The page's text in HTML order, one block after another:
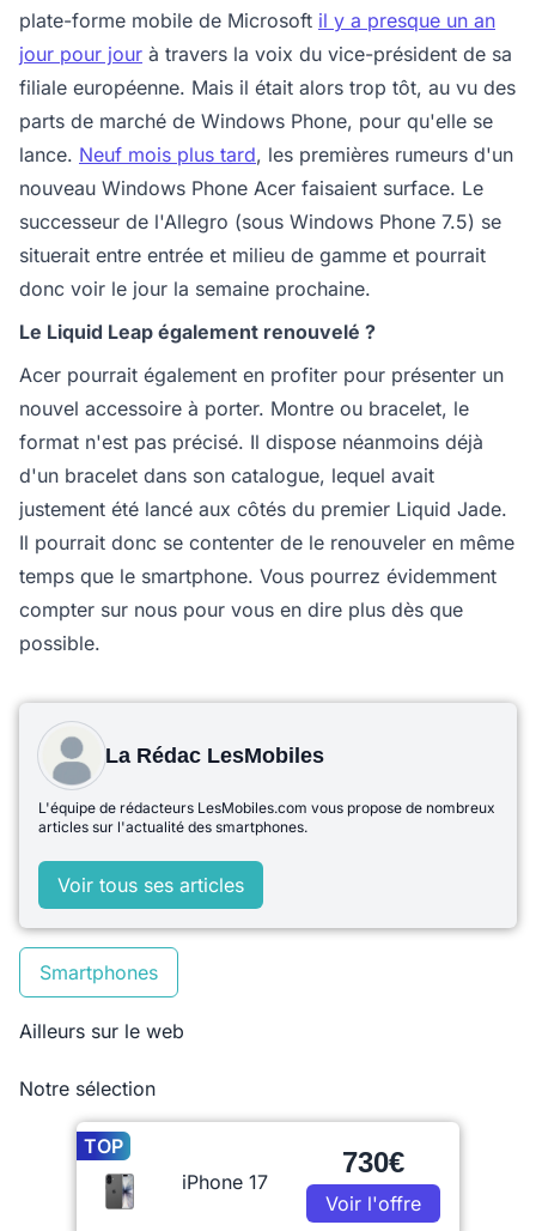
plate-forme mobile de Microsoft il y a presque un an
jour pour jour à travers la voix du vice-président de sa
filiale européenne. Mais il était alors trop tôt, au vu des
parts de marché de Windows Phone, pour qu'elle se
lance. Neuf mois plus tard, les premières rumeurs d'un
nouveau Windows Phone Acer faisaient surface. Le
successeur de l'Allegro (sous Windows Phone 7.5) se
situerait entre entrée et milieu de gamme et pourrait
donc voir le jour la semaine prochaine.
Le Liquid Leap également renouvelé ?
Acer pourrait également en profiter pour présenter un
nouvel accessoire à porter. Montre ou bracelet, le
format n'est pas précisé. Il dispose néanmoins déjà
d'un bracelet dans son catalogue, lequel avait
justement été lancé aux côtés du premier Liquid Jade.
Il pourrait donc se contenter de le renouveler en même
temps que le smartphone. Vous pourrez évidemment
compter sur nous pour vous en dire plus dès que
possible.
La Rédac LesMobiles
L'équipe de rédacteurs LesMobiles.com vous propose de nombreux
articles sur l'actualité des smartphones.
Voir tous ses articles
Smartphones
Ailleurs sur le web
Notre sélection
TOP
iPhone 17
730€
Voir l'offre